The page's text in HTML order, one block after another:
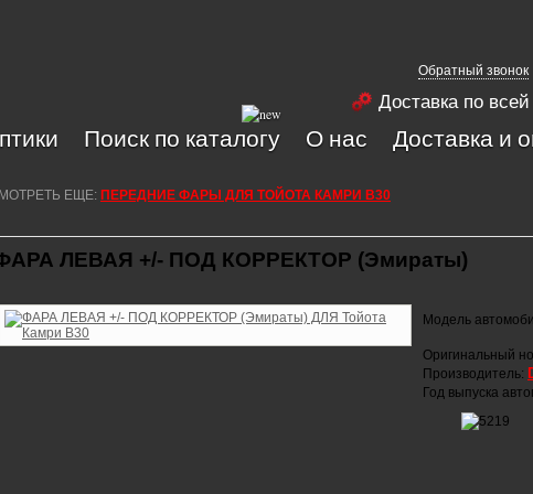
Обратный звонок
Доставка по
Поиск по каталогу О нас Доставка и
ЕЩЕ: ПЕРЕДНИЕ ФАРЫ ДЛЯ ТОЙОТА КАМРИ В30
ЛЕВАЯ +/- ПОД КОРРЕКТОР (Эмираты)
Модель
Оригинальный
Производитель:
Год выпуска